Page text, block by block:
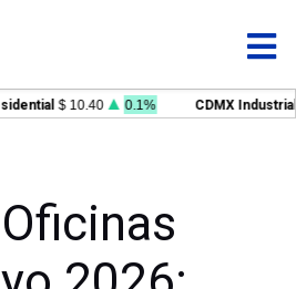
$ 10.40 0.1% CDMX Industrial